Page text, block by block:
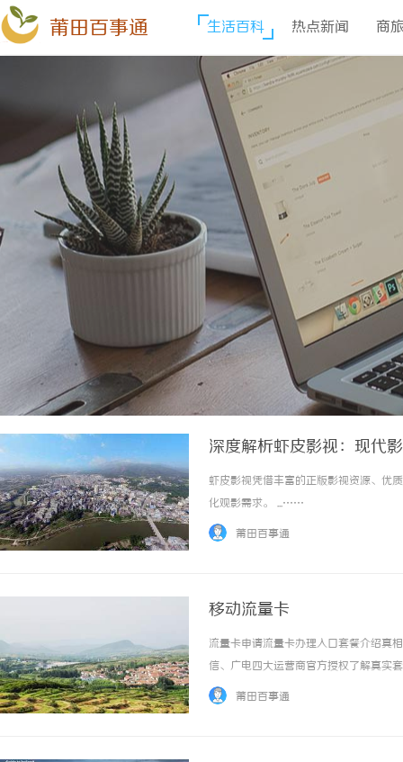
莆田百事通 生活百科 热点新闻 商
深度解析虾皮影视：现代
虾皮影视凭借丰富的正版影视资源、优
化观影需求。 ...……
莆田百事通
移动流量卡
流量卡申请流量卡办理入口套餐介绍真
信、广电四大运营商官方授权了解真实
元流量卡"和"9元流量卡"的真相市面上
莆田百事通